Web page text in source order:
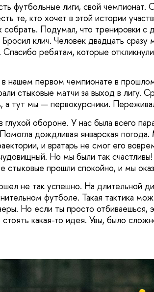
футбольные лиги, свой
те, кто хочет в этой истории
собрать. Подумал, что тренировки с
клич. Человек двадцать сразу
ребятам, которые
нашем первом чемпионате в
стыковые матчи за выход в лигу.
а тут мы — первокурсники.
обороне. У нас была всего
дождливая январская
и вратарь не смог его
Но мы были так
стыковые прошли спокойно, и мы
не так успешно. На длительной
футболе. Такая тактика
Но если ты просто отбиваешься,
какая-то идея. Увы, было